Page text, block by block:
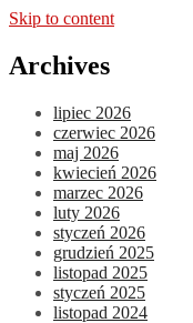
Skip to content
Archives
lipiec 2026
czerwiec 2026
maj 2026
kwiecień 2026
marzec 2026
luty 2026
styczeń 2026
grudzień 2025
listopad 2025
styczeń 2025
listopad 2024